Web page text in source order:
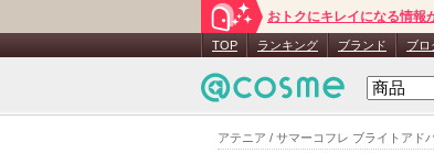
アテニア / サマーコフレ ブライトアド
おトクにキレイになる情報
TOP ランキング ブランド ブロ